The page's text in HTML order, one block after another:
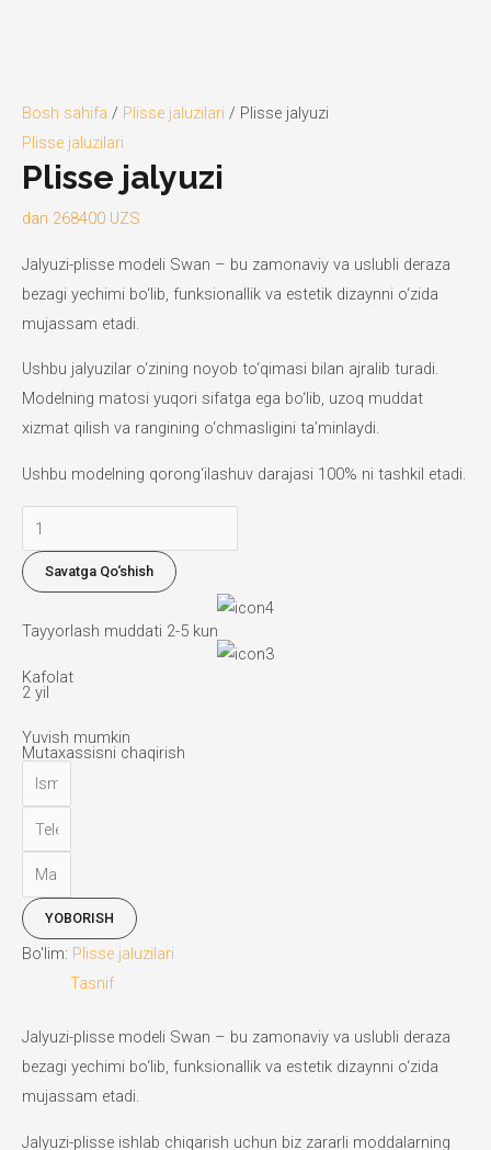
Bosh sahifa / Plisse jaluzilari / Plisse jalyuzi
Plisse jaluzilari
Plisse jalyuzi
dan 268400 UZS
Jalyuzi-plisse modeli Swan – bu zamonaviy va uslubli deraza
bezagi yechimi bo‘lib, funksionallik va estetik dizaynni o‘zida
mujassam etadi.
Ushbu jalyuzilar o‘zining noyob to‘qimasi bilan ajralib turadi.
Modelning matosi yuqori sifatga ega bo‘lib, uzoq muddat
xizmat qilish va rangining o‘chmasligini ta’minlaydi.
Ushbu modelning qorong‘ilashuv darajasi 100% ni tashkil etadi.
Plisse
jalyuzi
miqdori
Savatga Qo‘shish
Tayyorlash muddati 2-5 kun
Kafolat
2 yil
Yuvish mumkin
Mutaxassisni chaqirish
YOBORISH
Bo'lim: Plisse jaluzilari
Tasnif
Jalyuzi-plisse modeli Swan – bu zamonaviy va uslubli deraza
bezagi yechimi bo‘lib, funksionallik va estetik dizaynni o‘zida
mujassam etadi.
Jalyuzi-plisse ishlab chiqarish uchun biz zararli moddalarning